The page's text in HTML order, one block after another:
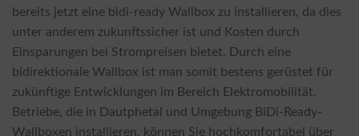
bereits jetzt eine bidi-ready Wallbox zu installieren, da dies
unter anderem zukunftssicher ist und Kosten durch
Einsparungen bei Strompreisen bietet. Durch eine
bidirektionale Wallbox ist man somit bestens gerüstet für
zukünftige Entwicklungen im Bereich Elektromobilität.
Betriebe, die in Dautphetal und Umgebung BiDi-Ready-
Wallboxen installieren, können Sie hochkomfortabel über